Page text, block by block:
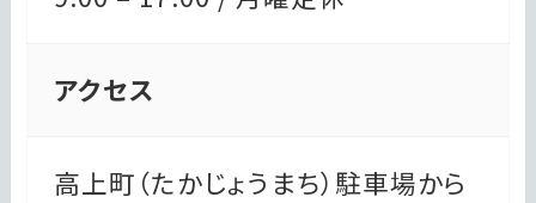
アクセス
高上町（たかじょうまち）駐車場から